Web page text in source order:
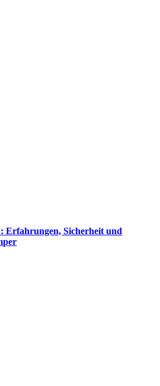
Erfahrungen, Sicherheit und